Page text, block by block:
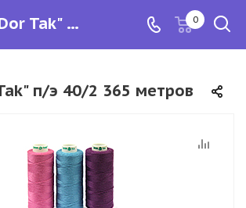
Нитки "Dor Tak" п/э 40/2 365 метров 0
п/э 40/2 365 метров